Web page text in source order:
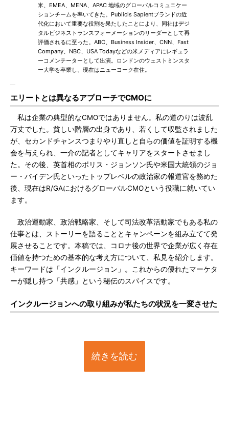
米、EMEA、MENA、APAC 地域のグローバルコミュニケー
ションチームを率いてきた。Publicis Sapientブランドの近
代化において重要な役割を果たしたことにより、同社はデジ
タルビジネストランスフォーメーションのリーダーとして再
評価されるに至った。ABC、Business Insider、CNN、Fast
Company、NBC、USA Todayなどの米メディアにレギュラ
ーコメンテーターとして出演。ロンドンのウェストミンスタ
ー大学を卒業し、現在はニューヨーク在住。
エリートとは異なるアプローチでCMOに
私は企業の典型的なCMOではありません。私の道のりは波乱
万丈でした。貧しい階層の出身であり、若くして収監されました
が、セカンドチャンスつまりやり直しと自らの価値を証明する機
会を与えられ、一介の記者としてキャリアをスタートさせまし
た。その後、英首相のボリス・ジョンソン氏や米国大統領のジョ
ー・バイデン氏といったトップレベルの政治家の報道官を務めた
後、現在はR/GAにおけるグローバルCMOという役職に就いてい
ます。
政治運動家、政治戦略家、そして司法改革活動家でもある私の
仕事とは、ストーリーを語ることとキャンペーンを組み立てて発
展させることです。本稿では、コロナ後の世界で企業が広く存在
価値を持つための基本的な考え方について、私見を紹介します。
キーワードは「インクルージョン」。これからの優れたマーケタ
ーが隠し持つ「共感」という秘伝のスパイスです。
インクルージョンへの取り組みが私たちの状況を一変させた
続きを読む